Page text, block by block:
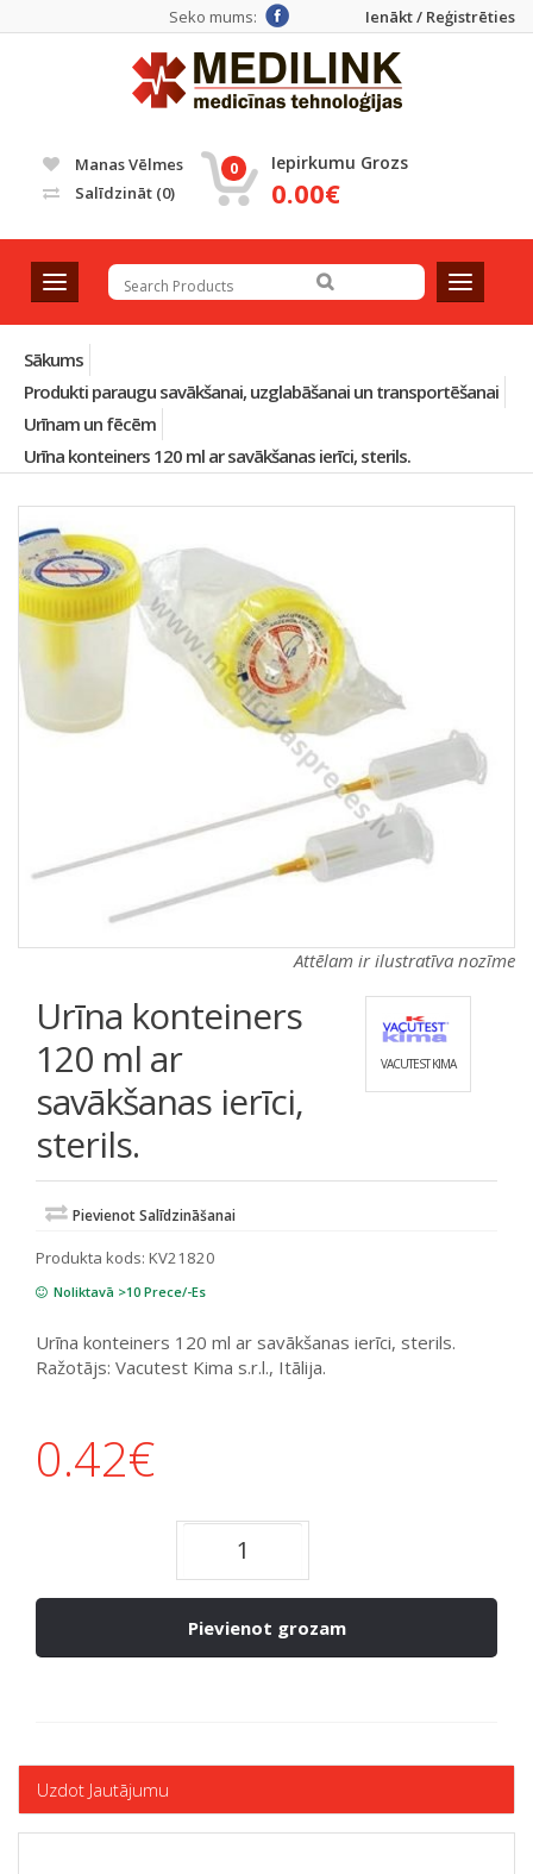
Ienākt / Reģistrēties
Seko mums:
Manas Vēlmes
Salīdzināt (0)
0 Iepirkumu Grozs
0.00€
T
o
g
g
e
n
a
v
i
g
a
t
i
o
T
o
g
l
e
v
i
Sākums
Produkti paraugu savākšanai, uzglabāšanai un transportēšanai
Urīnam un fēcēm
Urīna konteiners 120 ml ar savākšanas ierīci, sterils.
Attēlam ir ilustratīva nozīme
Urīna konteiners
120 ml ar
savākšanas ierīci,
sterils.
VACUTEST KIMA
Pievienot Salīdzināšanai
Produkta kods: KV21820
Noliktavā >10 Prece/-Es
Urīna konteiners 120 ml ar savākšanas ierīci, sterils.
Ražotājs: Vacutest Kima s.r.l., Itālija.
0.42€
Pievienot grozam
Uzdot Jautājumu